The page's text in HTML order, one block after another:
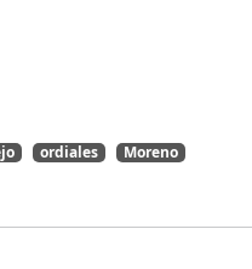
ordiales Moreno